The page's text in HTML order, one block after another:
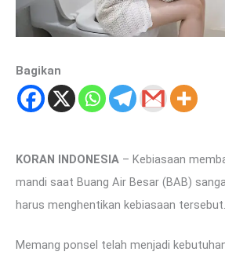
Bagikan
KORAN INDONESIA – Kebiasaan
mandi saat Buang Air Besar (BAB)
harus menghentikan kebiasaan tersebut.
Memang ponsel telah menjadi